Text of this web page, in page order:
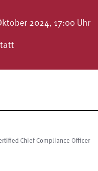
2024, 17:00 Uhr
Chief Compliance Officer